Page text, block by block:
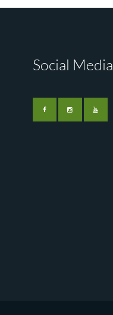
Social Media